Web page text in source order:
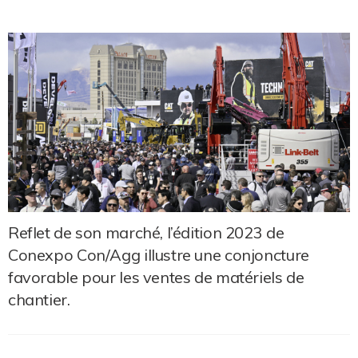
Reflet de son marché, l’édition 2023 de
Conexpo Con/Agg illustre une conjoncture
favorable pour les ventes de matériels de
chantier.